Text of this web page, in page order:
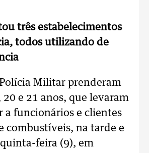
três estabelecimentos
todos utilizando de
Militar prenderam
20 e 21 anos, que levaram
a funcionários e clientes
combustíveis, na tarde e
feira (9), em